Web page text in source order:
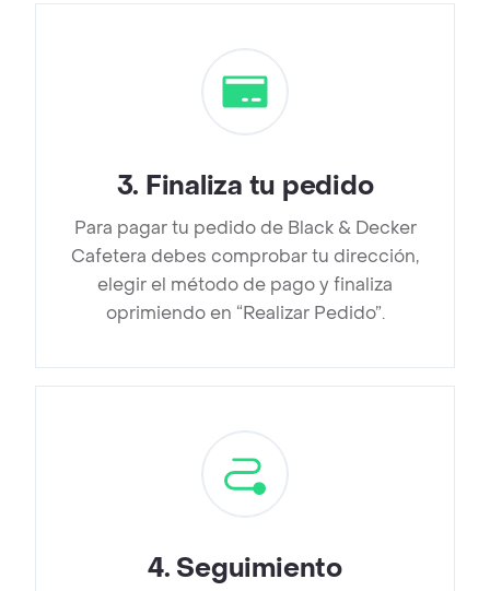
3. Finaliza tu pedido
Para pagar tu pedido de Black & Decker
Cafetera debes comprobar tu dirección,
elegir el método de pago y finaliza
oprimiendo en “Realizar Pedido”.
4. Seguimiento